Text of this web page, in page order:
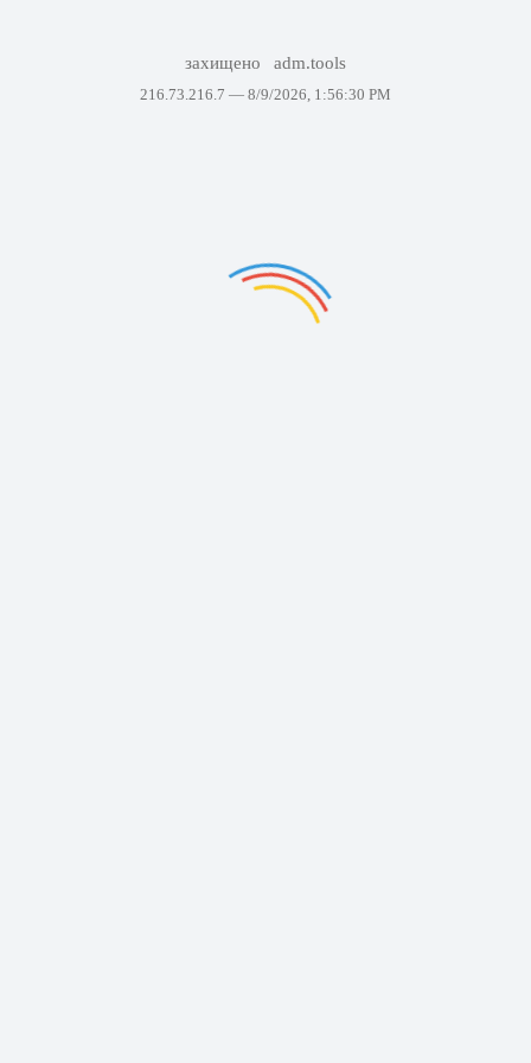
захищено adm.tools
216.73.216.7 — 8/9/2026, 1:56:30 PM